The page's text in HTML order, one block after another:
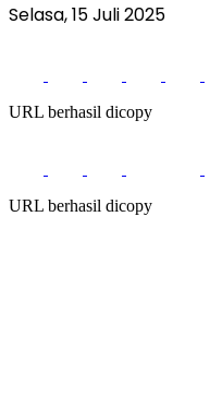
Selasa, 15 Juli 2025
URL berhasil dicopy
URL berhasil dicopy